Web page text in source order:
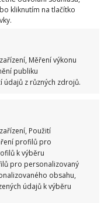
kliknutím na tlačítko
Měření výkonu
publiku
z různých zdrojů.
Použití
profilů pro
k výběru
pro personalizovaný
obsahu,
údajů k výběru
za nesprávné sekání i
na prostředku a lokaci
získá 12 ze 12 bodů
realitě za